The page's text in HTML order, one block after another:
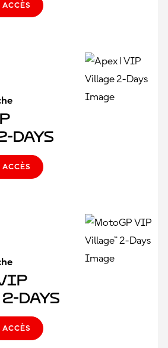
ACCÈS
Days
ACCÈS
Days
ACCÈS